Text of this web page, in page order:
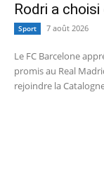
Rodri a
Sport 7 août 2026
Le FC Barcelone
promis au Real
rejoindre la